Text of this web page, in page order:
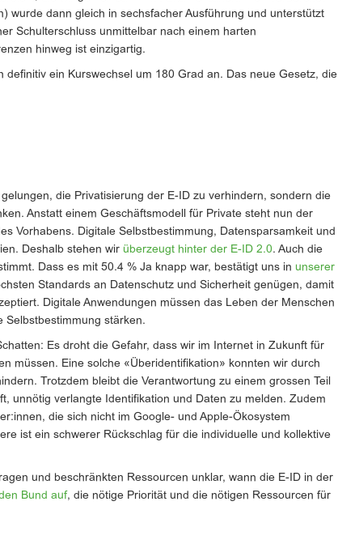
wurde dann gleich in sechsfacher Ausführung und unterstützt
Schulterschluss unmittelbar nach einem harten
hinweg ist einzigartig.
definitiv ein Kurswechsel um 180 Grad an. Das neue Gesetz, die
die Privatisierung der E-ID zu verhindern, sondern die
Anstatt einem Geschäftsmodell für Private steht nun der
Vorhabens. Digitale Selbstbestimmung, Datensparsamkeit und
Deshalb stehen wir überzeugt hinter der E-ID 2.0. Auch die
Dass es mit 50.4 % Ja knapp war, bestätigt uns in unserer
Standards an Datenschutz und Sicherheit genügen, damit
Digitale Anwendungen müssen das Leben der Menschen
Selbstbestimmung stärken.
Es droht die Gefahr, dass wir im Internet in Zukunft für
müssen. Eine solche «Überidentifikation» konnten wir durch
Trotzdem bleibt die Verantwortung zu einem grossen Teil
unnötig verlangte Identifikation und Daten zu melden. Zudem
die sich nicht im Google- und Apple-Ökosystem
ist ein schwerer Rückschlag für die individuelle und kollektive
und beschränkten Ressourcen unklar, wann die E-ID in der
Bund auf, die nötige Priorität und die nötigen Ressourcen für